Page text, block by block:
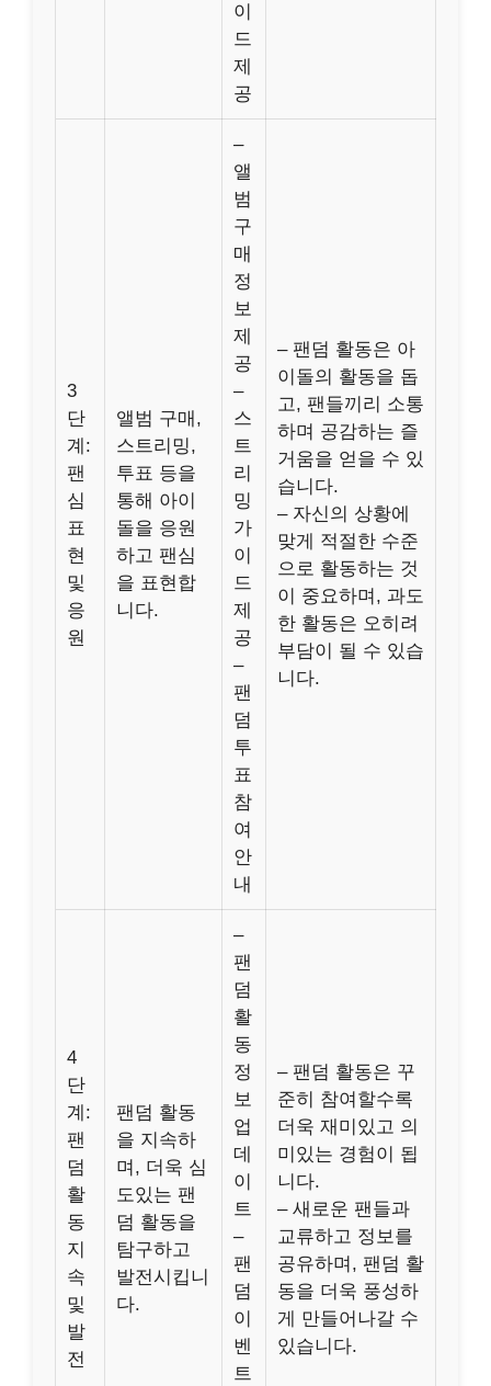
이
드
제
공
3
단
계:
팬
심
표
현
및
응
원
앨범 구매,
스트리밍,
투표 등을
통해 아이
돌을 응원
하고 팬심
을 표현합
니다.
–
앨
범
구
매
정
보
제
공
–
스
트
리
밍
가
이
드
제
공
–
팬
덤
투
표
참
여
안
내
– 팬덤 활동은 아
이돌의 활동을 돕
고, 팬들끼리 소통
하며 공감하는 즐
거움을 얻을 수 있
습니다.
– 자신의 상황에
맞게 적절한 수준
으로 활동하는 것
이 중요하며, 과도
한 활동은 오히려
부담이 될 수 있습
니다.
4
단
계:
팬
덤
활
동
지
속
및
발
전
팬덤 활동
을 지속하
며, 더욱 심
도있는 팬
덤 활동을
탐구하고
발전시킵니
다.
–
팬
덤
활
동
정
보
업
데
이
트
–
팬
덤
이
벤
트
– 팬덤 활동은 꾸
준히 참여할수록
더욱 재미있고 의
미있는 경험이 됩
니다.
– 새로운 팬들과
교류하고 정보를
공유하며, 팬덤 활
동을 더욱 풍성하
게 만들어나갈 수
있습니다.